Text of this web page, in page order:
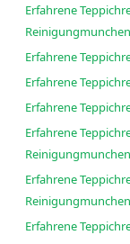
Erfahrene
Reinigungmunchen
Erfahrene
Reinigungmunchen
Erfahrene
Reinigungmunchen